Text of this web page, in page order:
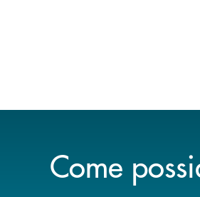
Come